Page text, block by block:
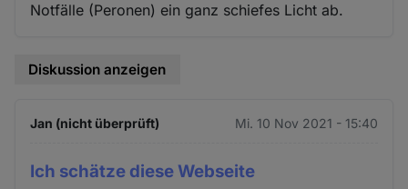
Notfälle (Peronen) ein ganz schiefes Licht ab.
Diskussion anzeigen
Jan (nicht überprüft) Mi. 10 Nov 2021 - 15:40
Ich schätze diese Webseite